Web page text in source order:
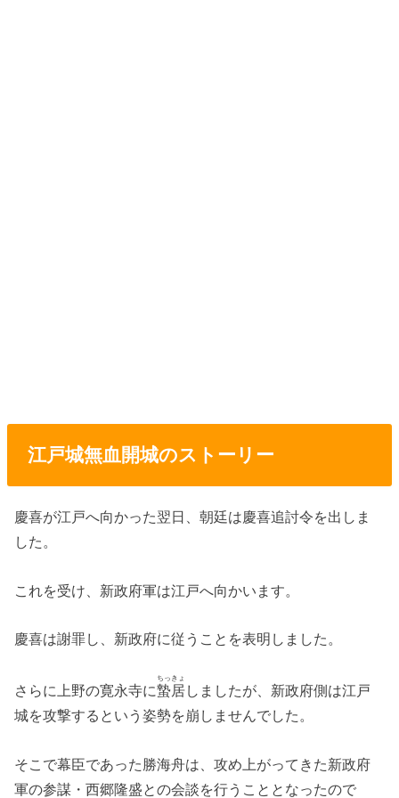
江戸城無血開城のストーリー
慶喜が江戸へ向かった翌日、朝廷は慶喜追討令を出しま
した。
これを受け、新政府軍は江戸へ向かいます。
慶喜は謝罪し、新政府に従うことを表明しました。
さらに上野の寛永寺に蟄居
ちっきょ
しましたが、新政府側は江戸
城を攻撃するという姿勢を崩しませんでした。
そこで幕臣であった勝海舟は、攻め上がってきた新政府
軍の参謀・西郷隆盛との会談を行うこととなったので